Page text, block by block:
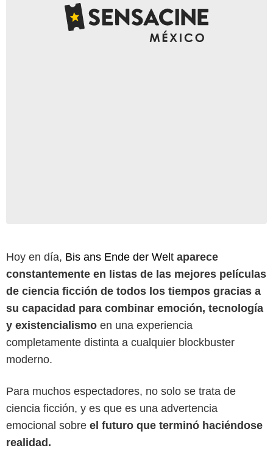
Hoy en día, Bis ans Ende der Welt aparece
constantemente en listas de las mejores películas
de ciencia ficción de todos los tiempos gracias a
su capacidad para combinar emoción, tecnología
y existencialismo en una experiencia
completamente distinta a cualquier blockbuster
moderno.
Para muchos espectadores, no solo se trata de
ciencia ficción, y es que es una advertencia
emocional sobre el futuro que terminó haciéndose
realidad.